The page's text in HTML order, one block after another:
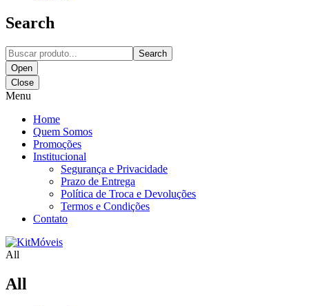
Search
Search
Open
Close
Menu
Home
Quem Somos
Promoções
Institucional
Segurança e Privacidade
Prazo de Entrega
Política de Troca e Devoluções
Termos e Condições
Contato
All
All